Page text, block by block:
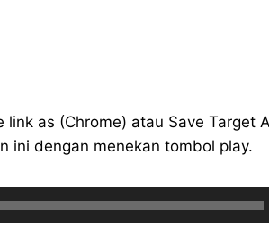
link as (Chrome) atau Save Target
ini dengan menekan tombol play.